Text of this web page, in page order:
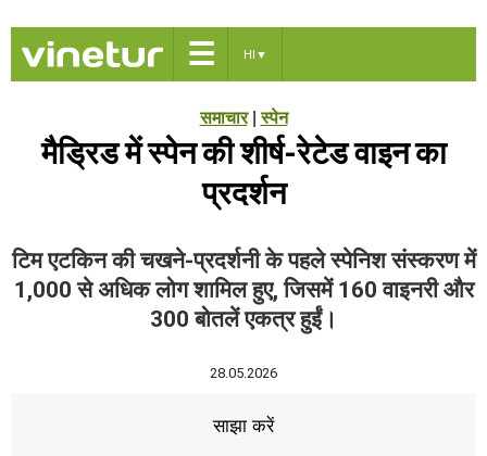
☰ HI ▼
समाचार|स्पेन
मैड्रिड में स्पेन की शीर्ष-रेटेड वाइन का
प्रदर्शन
टिम एटकिन की चखने-प्रदर्शनी के पहले स्पेनिश संस्करण में
1,000 से अधिक लोग शामिल हुए, जिसमें 160 वाइनरी और
300 बोतलें एकत्र हुईं।
28.05.2026
साझा करें